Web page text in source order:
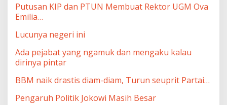
Putusan KIP dan PTUN Membuat Rektor UGM Ova
Emilia…
Lucunya negeri ini
Ada pejabat yang ngamuk dan mengaku kalau
dirinya pintar
BBM naik drastis diam-diam, Turun seuprit Partai…
Pengaruh Politik Jokowi Masih Besar